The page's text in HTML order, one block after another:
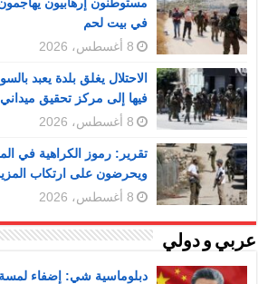
في بيت لحم
8 أغسطس، 2026
الاحتلال يغلق بلدة يعبد
فيها إلى مركز تحقيق ميداني
8 أغسطس، 2026
تقرير: رموز الكراهية في
ويحرضون على ارتكاب
8 أغسطس، 2026
عربي و دولي
دبلوماسية شي: إضفاء